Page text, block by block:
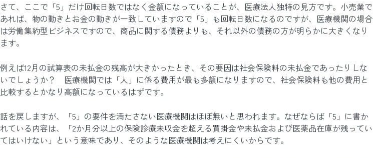
さて、ここで「5」だけ回転日数ではなく金額になっていることが、医療法人独特の見方です。小売業で
あれば、物の動きとお金の動きが一致していますので「5」も回転日数になるのですが、医療機関の場合
は労働集約型ビジネスですので、商品に関する債務よりも、それ以外の債務の方が明らかに大きくなり
ます。
例えば12月の試算表の未払金の残高が大きかったとき、その要因は社会保険料の未払金であったりしな
いでしょうか？ 医療機関では「人」に係る費用が最も多額になりますので、社会保険料も他の費用と
比較するとかなり高額になっているはずです。
話を戻しますが、「5」の要件を満たさない医療機関はほぼ無いと思われます。なぜならば「5」に書か
れている内容は、「2か月分以上の保険診療未収金を超える買掛金や未払金および医薬品在庫が残ってい
てはいけない」という意味であり、そのような医療機関は考えにくいからです。